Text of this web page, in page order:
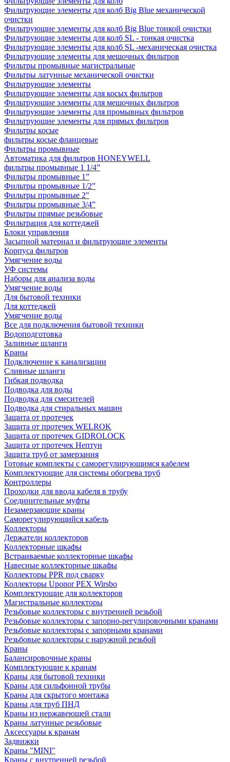
Фильтрующие элементы для колб Big Blue механической
очистки
Фильтрующие элементы для колб Big Blue тонкой очистки
Фильтрующие элементы для колб SL - тонкая очистка
Фильтрующие элементы для колб SL -механическая очистка
Фильтрующие элементы для мешочных фильтров
Фильтры промывные магистральные
Фильтры латунные механической очистки
Фильтрующие элементы
Фильтрующие элементы для косых фильтров
Фильтрующие элементы для мешочных фильтров
Фильтрующие элементы для промывных фильтров
Фильтрующие элементы для прямых фильтров
Фильтры косые
фильтры косые фланцевые
Фильтры промывные
Автоматика для фильтров HONEYWELL
фильтры промывные 1 1/4”
Фильтры промывные 1”
Фильтры промывные 1/2”
Фильтры промывные 2"
Фильтры промывные 3/4”
Фильтры прямые резьбовые
Фильтрация для коттеджей
Блоки управления
Засыпной материал и фильтрующие элементы
Корпуса фильтров
Умягчение воды
УФ системы
Наборы для анализа воды
Умягчение воды
Для бытовой техники
Для коттеджей
Умягчение воды
Все для подключения бытовой техники
Водоподготовка
Заливные шланги
Краны
Подключение к канализации
Сливные шланги
Гибкая подводка
Подводка для воды
Подводка для смесителей
Подводка для стиральных машин
Защита от протечек
Защита от протечек WELROK
Защита от протечек GIDROLOCK
Защита от протечек Нептун
Защита труб от замерзания
Готовые комплекты с саморегулирующимся кабелем
Комплектующие для системы обогрева труб
Контроллеры
Проходки для ввода кабеля в трубу
Соединительные муфты
Незамерзающие краны
Саморегулирующийся кабель
Коллекторы
Держатели коллекторов
Коллекторные шкафы
Встраиваемые коллекторные шкафы
Навесные коллекторные шкафы
Коллекторы PPR под сварку
Коллекторы Uponor PEX Wirsbo
Комплектующие для коллекторов
Магистральные коллекторы
Резьбовые коллекторы с внутренней резьбой
Резьбовые коллекторы с запорно-регулировочными кранами
Резьбовые коллекторы с запорными кранами
Резьбовые коллекторы с наружной резьбой
Краны
Балансировочные краны
Комплектующие к кранам
Краны для бытовой техники
Краны для сильфонной трубы
Краны для скрытого монтажа
Краны для труб ПНД
Краны из нержавеющей стали
Краны латунные резьбовые
Аксессуары к кранам
Задвижки
Краны "MINI"
Краны с внутренней резьбой